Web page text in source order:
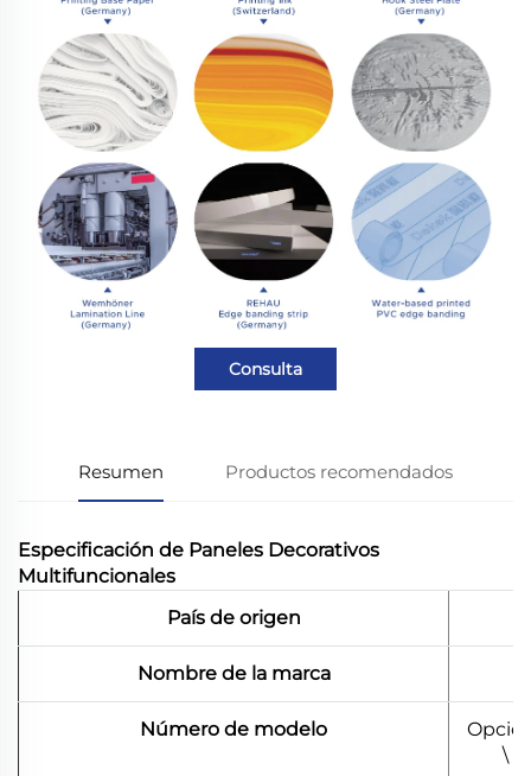
Consulta
Resumen Productos recomendados
Especificación de Paneles Decorativos
Multifuncionales
País de origen
Nombre de la marca
Número de modelo
\